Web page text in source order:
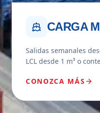
CARGA
Salidas semanales
LCL desde 1 m³ o
CONOZCA MÁS